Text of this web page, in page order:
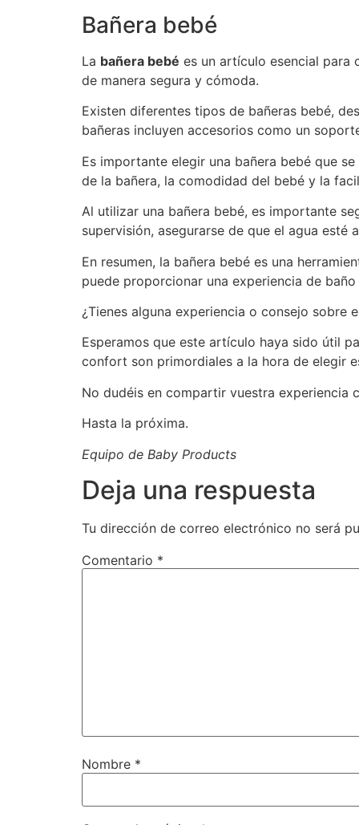
Bañera bebé
La bañera bebé es un artículo esencial para
de manera segura y cómoda.
Existen diferentes tipos de bañeras bebé,
bañeras incluyen accesorios como un
Es importante elegir una bañera bebé que
de la bañera, la comodidad del bebé y la
Al utilizar una bañera bebé, es importante
supervisión, asegurarse de que el agua esté
En resumen, la bañera bebé es una
puede proporcionar una experiencia de
¿Tienes alguna experiencia o consejo sobre
Esperamos que este artículo haya sido útil
confort son primordiales a la hora de elegir
No dudéis en compartir vuestra experiencia
Hasta la próxima.
Equipo de Baby Products
Deja una respuesta
Tu dirección de correo electrónico no será
Comentario *
Nombre *